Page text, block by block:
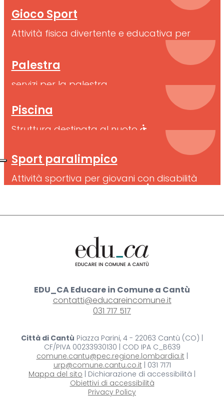
Gioco Sport
Attività fisica divertente e educativa per
Palestra
servizi per la palestra
Piscina
Struttura destinata al nuoto
Sport paralimpico
Attività sportiva per giovani con disabilità
fisica o intellettivo relazionale
EDU_CA Educare in Comune a Cantù
contatti@educareincomune.it
031 717 517
Città di Cantù Piazza Parini, 4 - 22063 Cantù (CO) |
CF/PIVA 00233930130 | COD IPA C_B639
comune.cantu@pec.regione.lombardia.it |
urp@comune.cantu.co.it | 031 7171
Mappa del sito | Dichiarazione di accessibilità |
Obiettivi di accessibilità
Privacy Policy